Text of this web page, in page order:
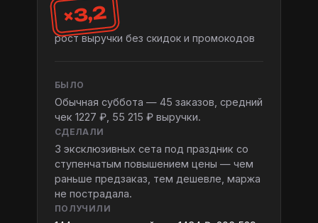
×3,2
рост выручки без скидок и промокодов
БЫЛО
Обычная суббота — 45 заказов, средний
чек 1227 ₽, 55 215 ₽ выручки.
СДЕЛАЛИ
3 эксклюзивных сета под праздник со
ступенчатым повышением цены — чем
раньше предзаказ, тем дешевле, маржа
не пострадала.
ПОЛУЧИЛИ